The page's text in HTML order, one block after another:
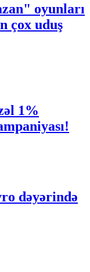
oyunları
çox uduş
1%
dəyərində